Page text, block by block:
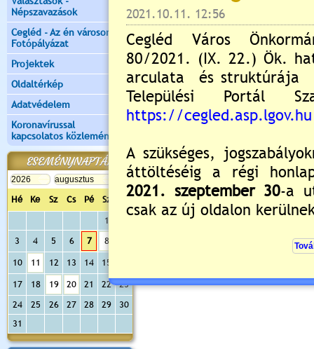
Népszavazások
Cegléd - Az én városom -
Fotópályázat
Projektek
Oldaltérkép
Adatvédelem
Koronavírussal
kapcsolatos közlemények
ESEMÉNYNAPTÁR
Hé Ke Sz Cs Pé Sz
Va
1
3
4 5 6 7 8
10 11 12 13 14 15
17 18 19 20 21 22
23
24
25 26 27 28 29
30
31
Értékelés:
Még nincsenek hozzászólások
Új hozzászólás:
Kérjük jelentkezzen be,